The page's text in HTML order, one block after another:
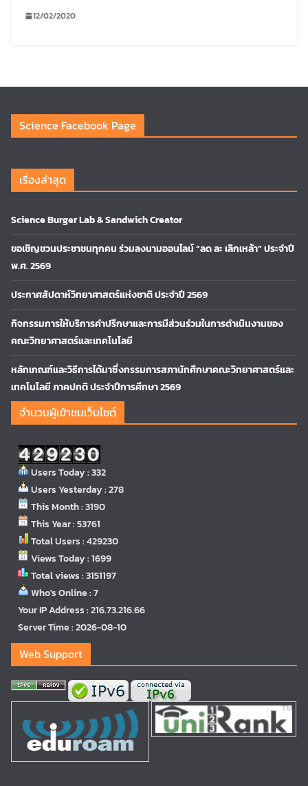
12/02/2020
Science Facebook Page
เรื่องล่าสุด
Science Burger Lab & Sandwich Creator
ขอเชิญชวนประชาชนทุกคน ร่วมลงนามออนไลน์ “ลด ละ เลิกเหล้า” ประจำปี
พ.ศ. 2569
ประกาศสัปดาห์วิทยาศาสตร์แห่งชาติ ประจำปี 2569
กิจกรรมการให้บริการคำปรึกษาและการมีส่วนร่วมในการดำเนินงานของ
คณะวิทยาศาสตร์และเทคโนโลยี
หลักเกณฑ์และวิธีการได้มาซึ่งกรรมการสภานักศึกษาคณะวิทยาศาสตร์และ
เทคโนโลยี ภาคปกติ ประจำปีการศึกษา 2569
จำนวนผู้เข้าชมเว็บไซต์
Users Today : 332
Users Yesterday : 278
This Month : 3190
This Year : 53761
Total Users : 429230
Views Today : 1699
Total views : 3151197
Who's Online : 7
Your IP Address : 216.73.216.66
Server Time : 2026-08-10
Web Support